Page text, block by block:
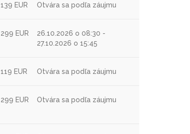
139 EUR Otvára sa podľa záujmu
299 EUR
26.10.2026 o 08:30 -
27.10.2026 o 15:45
119 EUR Otvára sa podľa záujmu
299 EUR Otvára sa podľa záujmu